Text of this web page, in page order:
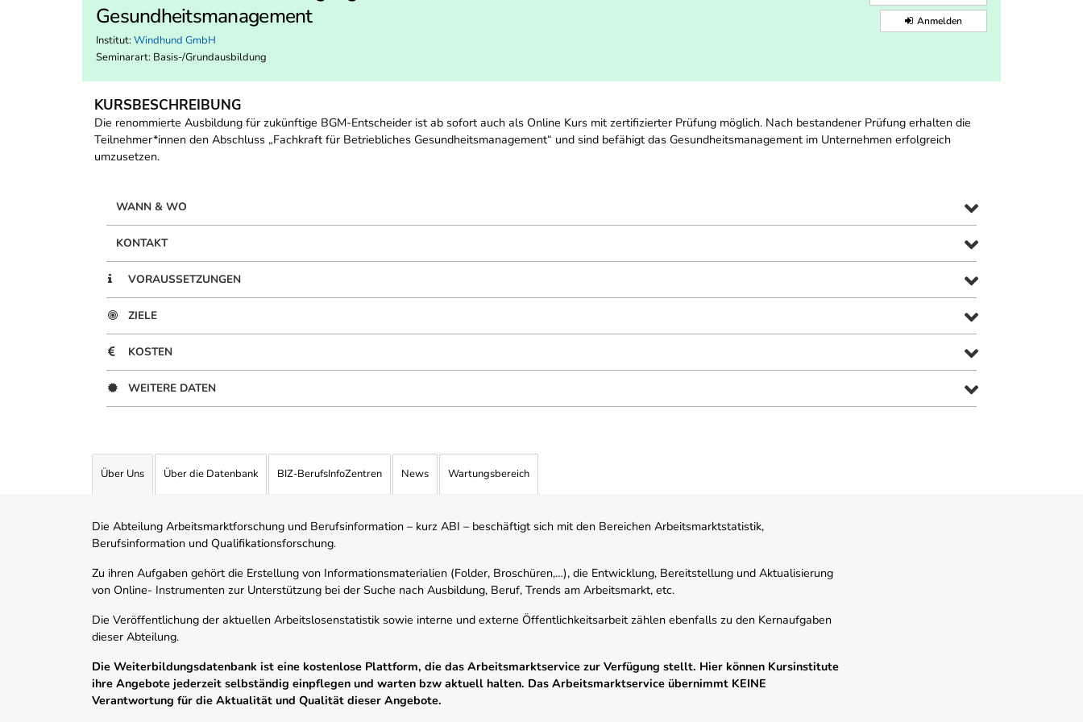
Gesundheitsmanagement
Institut: Windhund GmbH
Seminarart: Basis-/Grundausbildung
Anmelden
KURSBESCHREIBUNG
Die renommierte Ausbildung für zukünftige BGM-Entscheider ist ab sofort auch als Online Kurs mit zertifizierter Prüfung möglich. Nach bestandener Prüfung erhalten die
Teilnehmer*innen den Abschluss „Fachkraft für Betriebliches Gesundheitsmanagement“ und sind befähigt das Gesundheitsmanagement im Unternehmen erfolgreich
umzusetzen.
WANN & WO
KONTAKT
VORAUSSETZUNGEN
ZIELE
KOSTEN
WEITERE DATEN
Über Uns Über die Datenbank BIZ-BerufsInfoZentren News Wartungsbereich
Die Abteilung Arbeitsmarktforschung und Berufsinformation – kurz ABI – beschäftigt sich mit den Bereichen Arbeitsmarktstatistik,
Berufsinformation und Qualifikationsforschung.
Zu ihren Aufgaben gehört die Erstellung von Informationsmaterialien (Folder, Broschüren,…), die Entwicklung, Bereitstellung und Aktualisierung
von Online- Instrumenten zur Unterstützung bei der Suche nach Ausbildung, Beruf, Trends am Arbeitsmarkt, etc.
Die Veröffentlichung der aktuellen Arbeitslosenstatistik sowie interne und externe Öffentlichkeitsarbeit zählen ebenfalls zu den Kernaufgaben
dieser Abteilung.
Die Weiterbildungsdatenbank ist eine kostenlose Plattform, die das Arbeitsmarktservice zur Verfügung stellt. Hier können Kursinstitute
ihre Angebote jederzeit selbständig einpflegen und warten bzw aktuell halten. Das Arbeitsmarktservice übernimmt KEINE
Verantwortung für die Aktualität und Qualität dieser Angebote.